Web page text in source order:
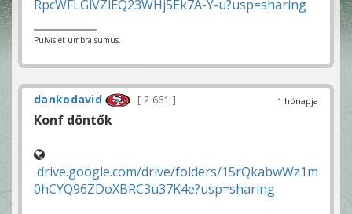
RpcWFLGlVZlEQ23WHj5Ek7A-Y-u?usp=sharing
Pulvis et umbra sumus.
1 hónapja
dankodavid 2 661
Konf döntők
drive.google.com/drive/folders/15rQkabwWz1m
0hCYQ96ZDoXBRC3u37K4e?usp=sharing